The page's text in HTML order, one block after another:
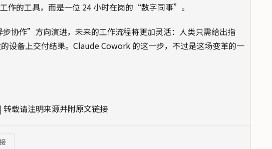
的工具，而是一位 24 小时在岗的“数字同事”。
协作”方向演进，未来的工作流程将更加灵活：人类只需给出指
设备上交付结果。Claude Cowork 的这一步，不过是这场变革的一
| 转载请注明来源并附原文链接